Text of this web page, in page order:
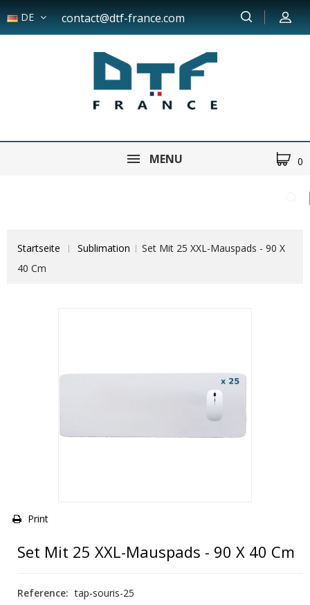
DE contact@dtf-france.com
MENU 0
Startseite Sublimation
Set Mit 25 XXL-Mauspads - 90 X
40 Cm
Print
Set Mit 25 XXL-Mauspads - 90 X 40 Cm
Reference: tap-souris-25